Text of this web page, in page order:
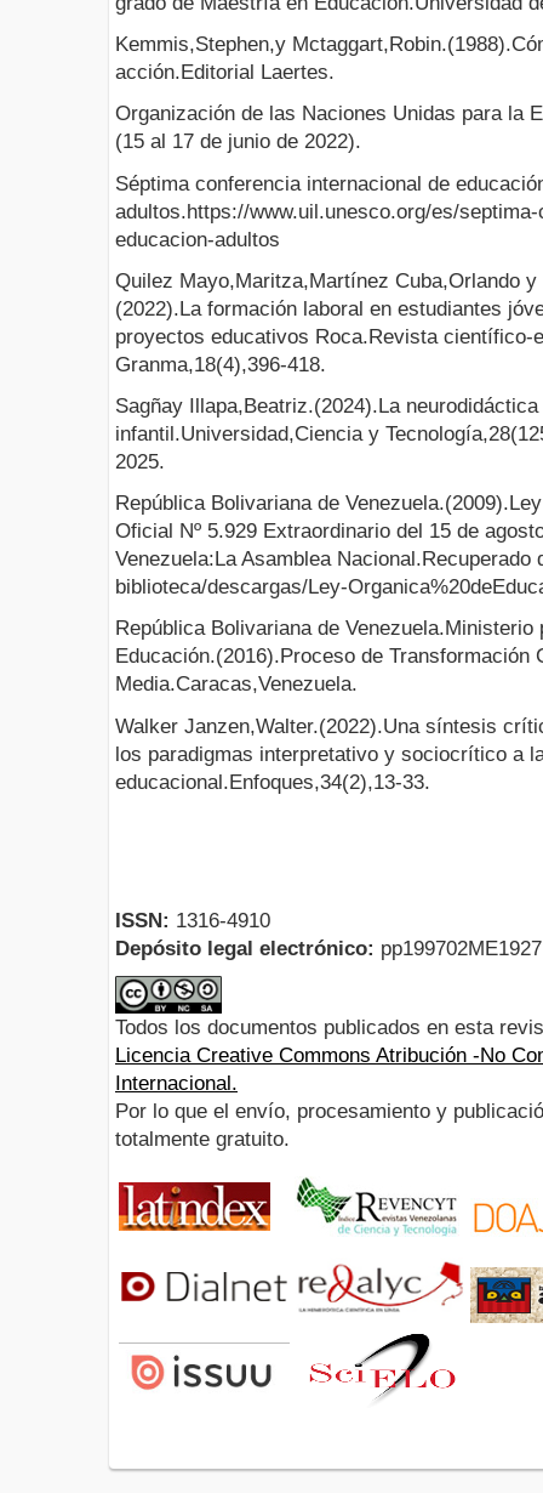
Kemmis,Stephen,y
acción.Editorial Laertes.
Organización de las Naciones Unidas para la
(15 al 17 de junio de 2022).
Séptima conferencia internacional de
adultos.https://www.uil.unesco.org/es/
educacion-adultos
Quilez Mayo,Maritza,Martínez Cuba,Orlando
(2022).La formación laboral en estudiantes
proyectos educativos Roca.Revista científico-
Granma,18(4),396-418.
Sagñay Illapa,Beatriz.(2024).La
infantil.Universidad,Ciencia y
2025.
República Bolivariana de
Oficial Nº 5.929 Extraordinario del 15 de
Venezuela:La Asamblea
biblioteca/descargas/Ley-
República Bolivariana de
Educación.(2016).Proceso de Transformación
Media.Caracas,Venezuela.
Walker Janzen,Walter.(2022).Una síntesis
los paradigmas interpretativo y sociocrítico a
educacional.Enfoques,34(2),13-33.
ISSN: 1316-4910
Depósito legal electrónico:
Todos los documentos publicados en esta
Licencia Creative Commons Atribución -No
Internacional.
Por lo que el envío, procesamiento y
totalmente gratuito.